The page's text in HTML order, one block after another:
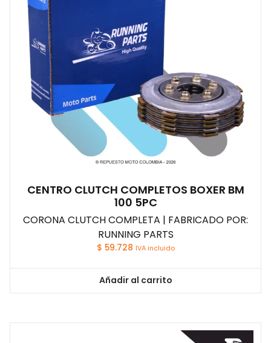
CENTRO CLUTCH COMPLETOS BOXER BM
100 5PC
CORONA CLUTCH COMPLETA | FABRICADO POR:
RUNNING PARTS
$ 59.728 IVA incluido
Añadir al carrito